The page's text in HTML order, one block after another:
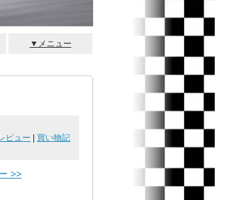
▼メニュー
ビュー
買い物記
>>